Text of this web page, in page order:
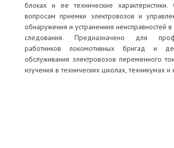
блоках и ее технические
вопросам приемки электровозов и
обнаружения и устранениия неисправностей
следования. Предназначено для
работников локомотивных бригад и
обслуживания электровозов переменного
изучения в технических школах, техникумах и